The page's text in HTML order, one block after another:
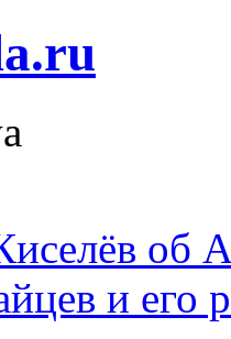
об
и его